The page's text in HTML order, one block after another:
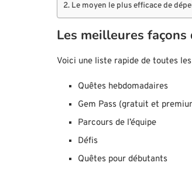
Le moyen le plus efficace de
Les meilleures façons
Voici une liste rapide de toutes
Quêtes hebdomadaires
Gem Pass (gratuit et
Parcours de l’équipe
Défis
Quêtes pour débutants